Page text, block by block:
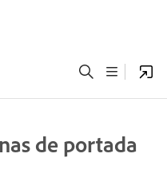
de portada